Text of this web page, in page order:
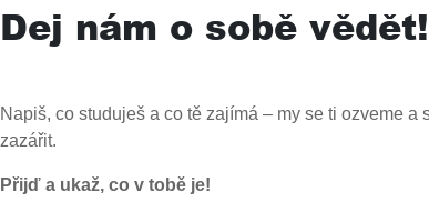
Dej nám o sobě vědět!
Napiš, co studuješ a co tě zajímá – my se ti ozveme
zazářit.
Přijď a ukaž, co v tobě je!